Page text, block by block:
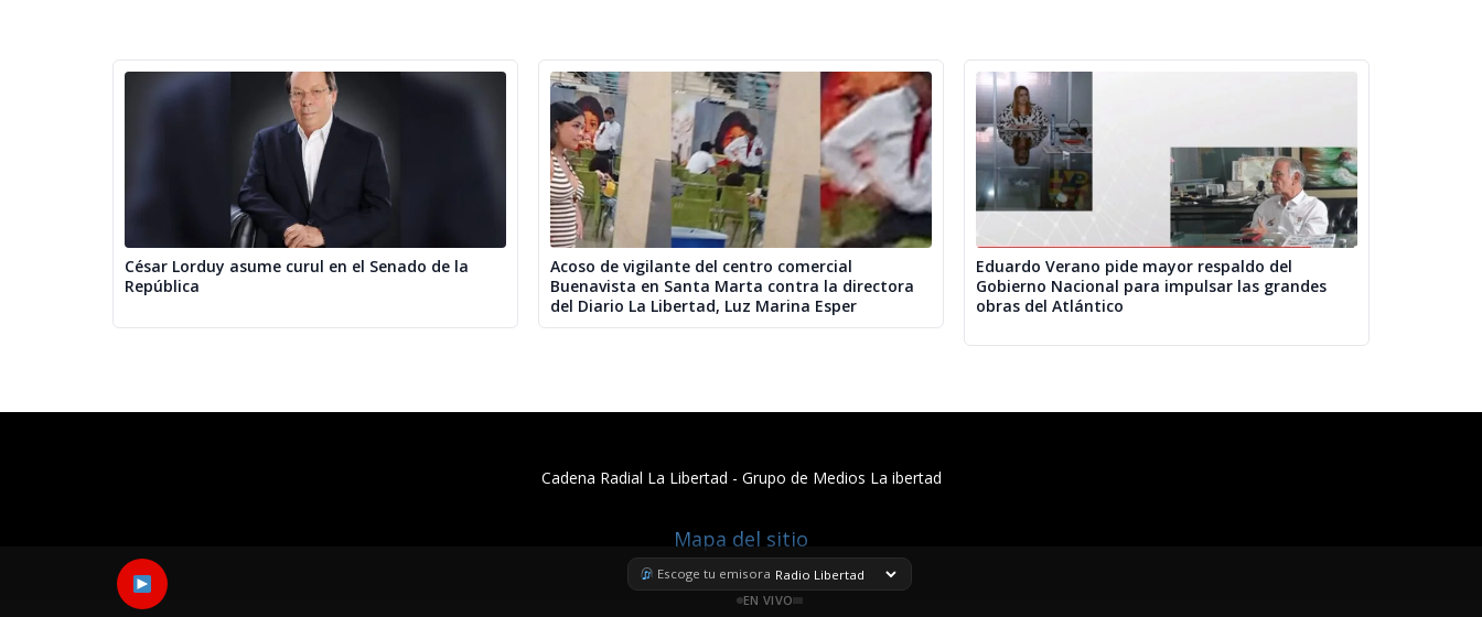
César Lorduy asume curul en el Senado de la
República
Acoso de vigilante del centro comercial
Buenavista en Santa Marta contra la directora
del Diario La Libertad, Luz Marina Esper
Eduardo Verano pide mayor respaldo del
Gobierno Nacional para impulsar las grandes
obras del Atlántico
Escoge tu emisora
EN VIVO
Cadena Radial La Libertad​ - Grupo de Medios La ibertad
Mapa del sitio